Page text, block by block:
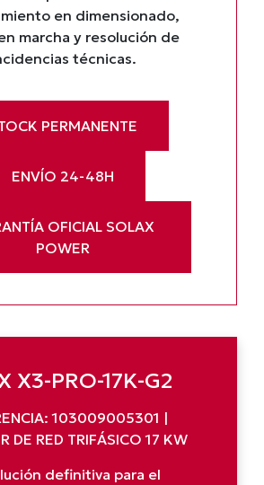
en dimensionado,
marcha y resolución de
técnicas.
PERMANENTE
ENVÍO 24-48H
OFICIAL SOLAX
POWER
X3-PRO-17K-G2
103009005301 |
DE RED TRIFÁSICO 17 KW
definitiva para el